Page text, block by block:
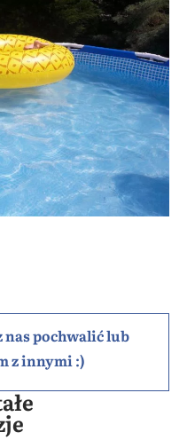
nas pochwalić lub
z innymi :)